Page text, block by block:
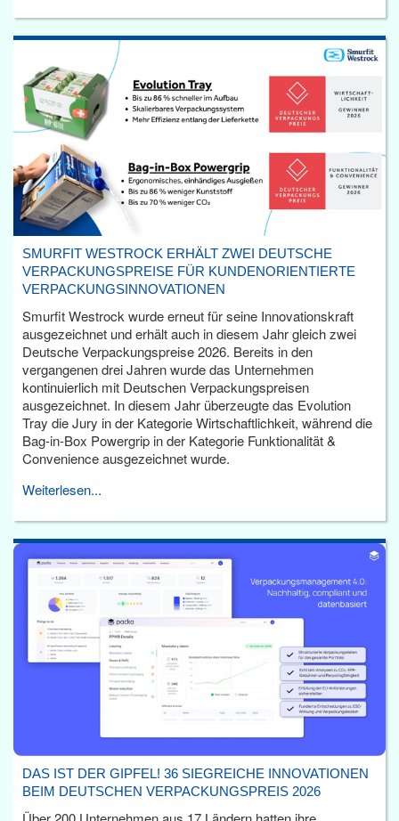
SMURFIT WESTROCK ERHÄLT ZWEI DEUTSCHE
VERPACKUNGSPREISE FÜR KUNDENORIENTIERTE
VERPACKUNGSINNOVATIONEN
Smurfit Westrock wurde erneut für seine Innovationskraft
ausgezeichnet und erhält auch in diesem Jahr gleich zwei
Deutsche Verpackungspreise 2026. Bereits in den
vergangenen drei Jahren wurde das Unternehmen
kontinuierlich mit Deutschen Verpackungspreisen
ausgezeichnet. In diesem Jahr überzeugte das Evolution
Tray die Jury in der Kategorie Wirtschaftlichkeit, während die
Bag-in-Box Powergrip in der Kategorie Funktionalität &
Convenience ausgezeichnet wurde.
Weiterlesen...
DAS IST DER GIPFEL! 36 SIEGREICHE INNOVATIONEN
BEIM DEUTSCHEN VERPACKUNGSPREIS 2026